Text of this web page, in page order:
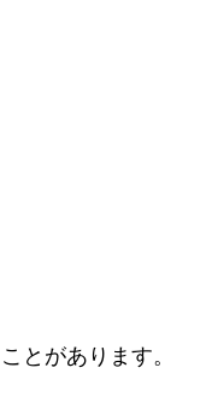
とがあります。